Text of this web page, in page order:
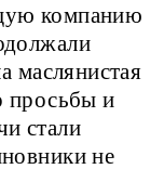
компанию
маслянистая
просьбы и
стали
не